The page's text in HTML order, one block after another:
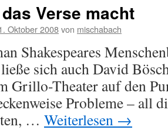
Verse macht
Oktober 2008von mischabach
Shakespeares
sich auch David
Grillo-Theater auf den
Probleme – all
… Weiterlesen →